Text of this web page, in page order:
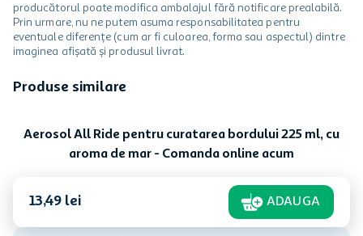
producătorul poate modifica ambalajul fără notificare prealabilă.
Prin urmare, nu ne putem asuma responsabilitatea pentru
eventuale diferențe (cum ar fi culoarea, forma sau aspectul) dintre
imaginea afișată și produsul livrat.
Produse similare